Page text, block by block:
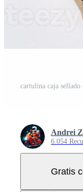
Andrei
6.054
Gratis